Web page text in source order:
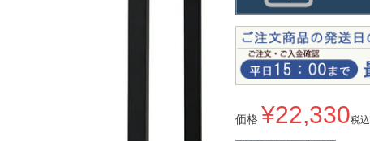
価格 ¥22,330税込